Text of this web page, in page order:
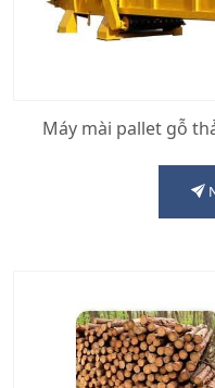
Máy mài pallet gỗ